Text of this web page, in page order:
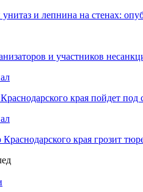
унитаз и лепнина на стенах:
и участников
края пойдет под
края грозит